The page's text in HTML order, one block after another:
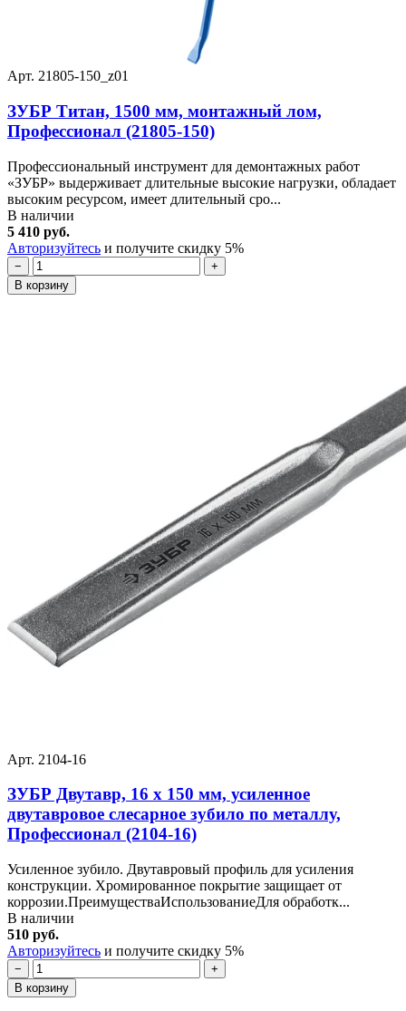
Арт. 21805-150_z01
ЗУБР Титан, 1500 мм, монтажный лом,
Профессионал (21805-150)
Профессиональный инструмент для демонтажных работ
«ЗУБР» выдерживает длительные высокие нагрузки, обладает
высоким ресурсом, имеет длительный сро...
В наличии
5 410 руб.
Авторизуйтесь и получите скидку 5%
−
+
В корзину
Арт. 2104-16
ЗУБР Двутавр, 16 х 150 мм, усиленное
двутавровое слесарное зубило по металлу,
Профессионал (2104-16)
Усиленное зубило. Двутавровый профиль для усиления
конструкции. Хромированное покрытие защищает от
коррозии.ПреимуществаИспользованиеДля обработк...
В наличии
510 руб.
Авторизуйтесь и получите скидку 5%
−
+
В корзину